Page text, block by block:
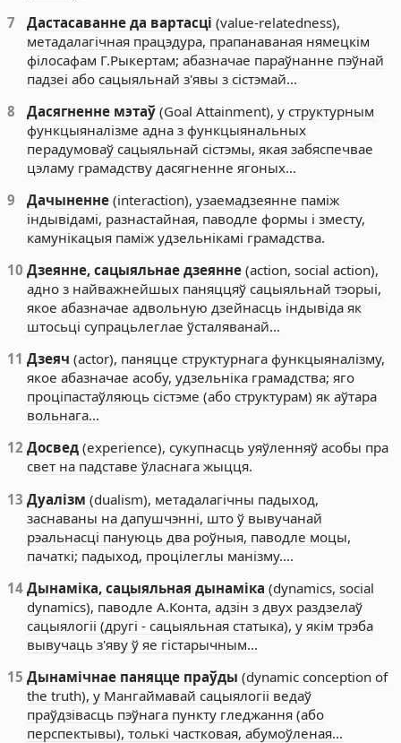
7
Дастасаванне да вартасці (value-relatedness),
метадалагічная працэдура, прапанаваная нямецкім
філосафам Г.Рыкертам; абазначае параўнанне пэўнай
падзеі або сацыяльнай з'явы з сістэмай…
8
Дасягненне мэтаў (Goal Attainment), у структурным
функцыяналізме адна з функцыянальных
перадумоваў сацыяльнай сістэмы, якая забяспечвае
цэламу грамадству дасягненне ягоных…
9
Дачыненне (interaction), узаемадзеянне паміж
індывідамі, разнастайная, паводле формы і зместу,
камунікацыя паміж удзельнікамі грамадства.
10 Дзеянне, сацыяльнае дзеянне (action, social action),
адно з найважнейшых паняццяў сацыяльнай тэорыі,
якое абазначае адвольную дзейнасць індывіда як
штосьці супрацьлеглае ўсталяванай…
11 Дзеяч (actor), паняцце структурнага функцыяналізму,
якое абазначае асобу, удзельніка грамадства; яго
проціпастаўляюць сістэме (або структурам) як аўтара
вольнага…
12 Досвед (experience), сукупнасць уяўленняў асобы пра
свет на падставе ўласнага жыцця.
13 Дуалізм (dualism), метадалагічны падыход,
заснаваны на дапушчэнні, што ў вывучанай
рэальнасці пануюць два роўныя, паводле моцы,
пачаткі; падыход, процілеглы манізму.…
14 Дынаміка, сацыяльная дынаміка (dynamics, social
dynamics), паводле А.Конта, адзін з двух раздзелаў
сацыялогіі (другі - сацыяльная статыка), у якім трэба
вывучаць з'яву ў яе гістарычным…
15 Дынамічнае паняцце праўды (dynamic conception of
the truth), у Мангаймавай сацыялогіі ведаў
праўдзівасць пэўнага пункту гледжання (або
перспектывы), толькі частковая, абумоўленая…